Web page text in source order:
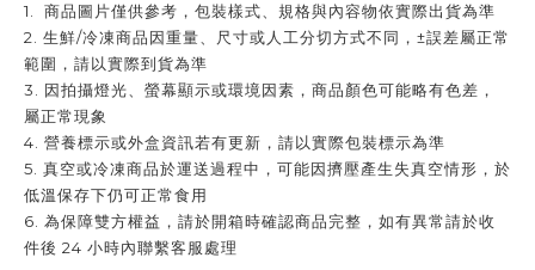
1. 商品圖片僅供參考，包裝樣式、規格與內容物依實際出貨為準
2. 生鮮/冷凍商品因重量、尺寸或人工分切方式不同，±誤差屬正常
範圍，請以實際到貨為準
3. 因拍攝燈光、螢幕顯示或環境因素，商品顏色可能略有色差，
屬正常現象
4. 營養標示或外盒資訊若有更新，請以實際包裝標示為準
5. 真空或冷凍商品於運送過程中，可能因擠壓產生失真空情形，於
低溫保存下仍可正常食用
6. 為保障雙方權益，請於開箱時確認商品完整，如有異常請於收
件後 24 小時內聯繫客服處理